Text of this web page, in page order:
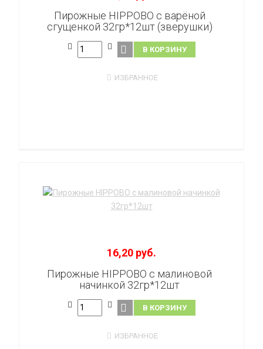
Пирожные HIPPOBO с варёной
сгущенкой 32гр*12шт (зверушки)
В КОРЗИНУ
ИЗБРАННОЕ
16,20 руб.
Пирожные HIPPOBO с малиновой
начинкой 32гр*12шт
В КОРЗИНУ
ИЗБРАННОЕ